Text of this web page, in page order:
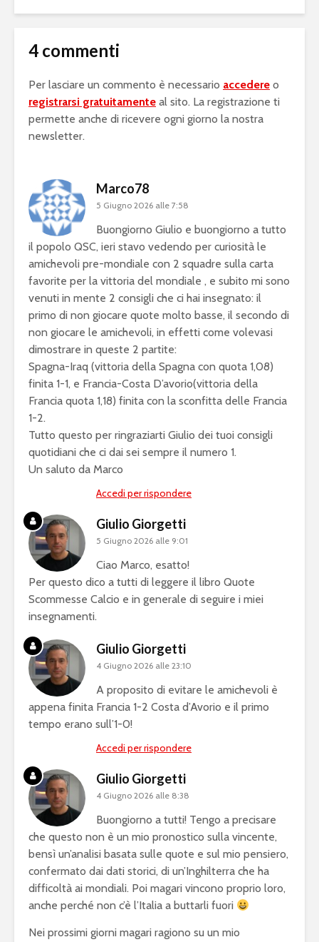
4 commenti
Per lasciare un commento è necessario accedere o
registrarsi gratuitamente al sito. La registrazione ti
permette anche di ricevere ogni giorno la nostra
newsletter.
Marco78
5 Giugno 2026 alle 7:58
Buongiorno Giulio e buongiorno a tutto
il popolo QSC, ieri stavo vedendo per curiosità le
amichevoli pre-mondiale con 2 squadre sulla carta
favorite per la vittoria del mondiale , e subito mi sono
venuti in mente 2 consigli che ci hai insegnato: il
primo di non giocare quote molto basse, il secondo di
non giocare le amichevoli, in effetti come volevasi
dimostrare in queste 2 partite:
Spagna-Iraq (vittoria della Spagna con quota 1,08)
finita 1-1, e Francia-Costa D’avorio(vittoria della
Francia quota 1,18) finita con la sconfitta delle Francia
1-2.
Tutto questo per ringraziarti Giulio dei tuoi consigli
quotidiani che ci dai sei sempre il numero 1.
Un saluto da Marco
Accedi per rispondere
Giulio Giorgetti
5 Giugno 2026 alle 9:01
Ciao Marco, esatto!
Per questo dico a tutti di leggere il libro Quote
Scommesse Calcio e in generale di seguire i miei
insegnamenti.
Giulio Giorgetti
4 Giugno 2026 alle 23:10
A proposito di evitare le amichevoli è
appena finita Francia 1-2 Costa d’Avorio e il primo
tempo erano sull’1-0!
Accedi per rispondere
Giulio Giorgetti
4 Giugno 2026 alle 8:38
Buongiorno a tutti! Tengo a precisare
che questo non è un mio pronostico sulla vincente,
bensì un’analisi basata sulle quote e sul mio pensiero,
confermato dai dati storici, di un’Inghilterra che ha
difficoltà ai mondiali. Poi magari vincono proprio loro,
anche perché non c’è l’Italia a buttarli fuori
Nei prossimi giorni magari ragiono su un mio